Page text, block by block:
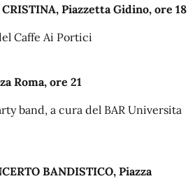
CRISTINA, Piazzetta Gidino, ore 18
Caffe Ai Portici
Roma, ore 21
band, a cura del BAR Universita
BANDISTICO, Piazza